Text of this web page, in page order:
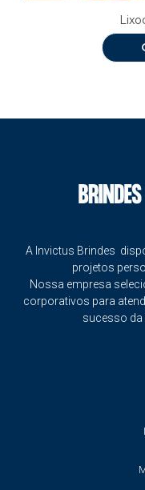
A Invictus Brindes
projetos
Nossa empresa
corporativos para
sucesso da